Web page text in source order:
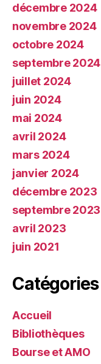
décembre 2024
novembre 2024
octobre 2024
septembre 2024
juillet 2024
juin 2024
mai 2024
avril 2024
mars 2024
janvier 2024
décembre 2023
septembre 2023
avril 2023
juin 2021
Catégories
Accueil
Bibliothèques
Bourse et AMO